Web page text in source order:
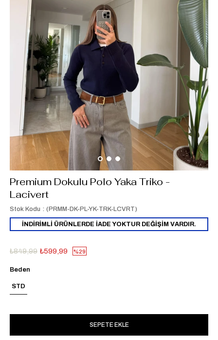
Premium Dokulu Polo Yaka Triko -
Lacivert
Stok Kodu (PRMM-DK-PL-YK-TRK-LCVRT)
İNDİRİMLİ ÜRÜNLERDE İADE YOKTUR DEĞİŞİM VARDIR.
₺849,99 ₺599,99 29
Beden
STD